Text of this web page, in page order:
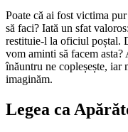
Poate că ai fost victima
să faci? Iată un sfat
restituie-l la oficiul poștal.
vom aminti să facem asta?
înăuntru ne copleșește, iar
imaginăm.
Legea ca